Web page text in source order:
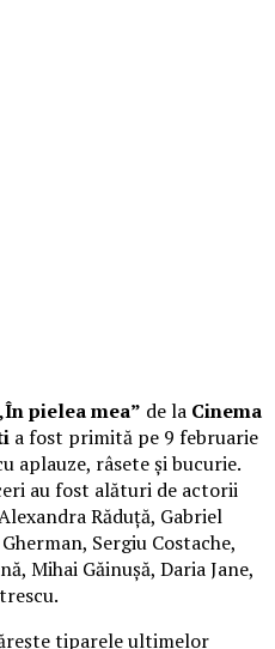
pielea mea” de la Cinema
a fost primită pe 9 februarie
aplauze, râsete și bucurie.
au fost alături de actorii
Răduță, Gabriel
Sergiu Costache,
Mihai Găinușă, Daria Jane,
tiparele ultimelor